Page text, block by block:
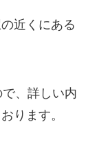
近くにある
、詳しい内
ります。